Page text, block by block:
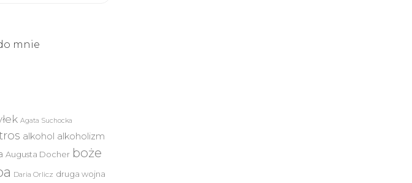
mnie
Agata Suchocka
alkohol alkoholizm
Augusta Docher boże
Daria Orlicz druga wojna